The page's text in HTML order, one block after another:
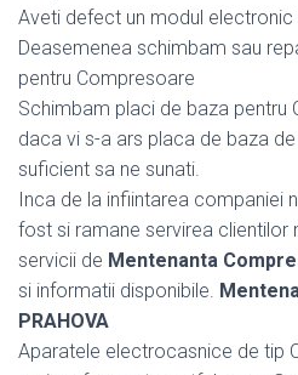
Aveti defect un modul electronic
Deasemenea schimbam sau
pentru Compresoare
Schimbam placi de baza pentru
daca vi s-a ars placa de baza
suficient sa ne sunati.
Inca de la infiintarea companiei
fost si ramane servirea clientilor
servicii de Mentenanta
si informatii disponibile.
PRAHOVA
Aparatele electrocasnice de tip